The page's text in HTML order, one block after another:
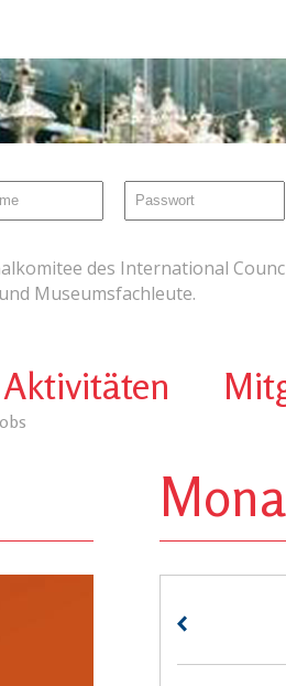
des International
Museumsfachleute.
Aktivitäten
«